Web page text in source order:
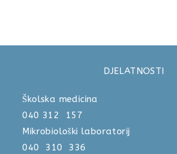
DJELATNOSTI
Školska
040 312 157
Mikrobiološki
040 310 336